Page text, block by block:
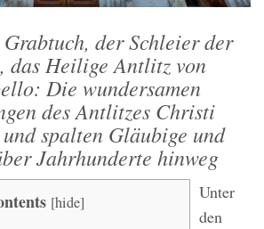
der Schleier der
das Heilige Antlitz von
Die wundersamen
des Antlitzes Christi
spalten Gläubige und
Jahrhunderte hinweg
[hide]
Unter
den